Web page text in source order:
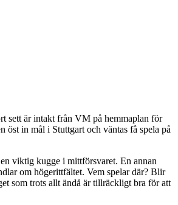
sett är intakt från VM på hemmaplan för
öst in mål i Stuttgart och väntas få spela på
viktig kugge i mittförsvaret. En annan
om högerittfältet. Vem spelar där? Blir
som trots allt ändå är tillräckligt bra för att